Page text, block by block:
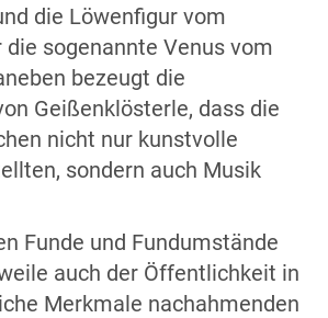
die Löwenfigur vom
sogenannte Venus vom
bezeugt die
Geißenklösterle, dass die
nicht nur kunstvolle
sondern auch Musik
Funde und Fundumstände
auch der Öffentlichkeit in
Merkmale nachahmenden